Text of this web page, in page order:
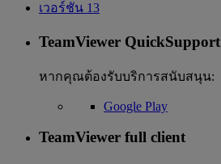
เวอร์ชัน 13
TeamViewer QuickSupport
หากคุณต้องรับบริการสนับสนุน:
Google Play
TeamViewer full client